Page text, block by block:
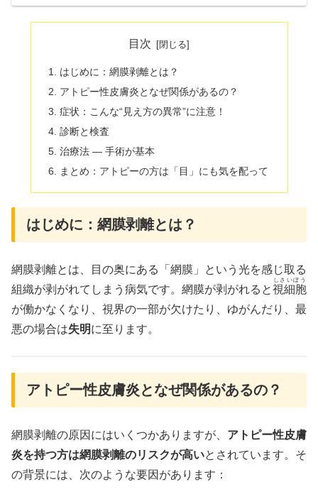
目次
はじめに：網膜剥離とは？
アトピー性皮膚炎となぜ関係があるの？
症状：こんな“見え方の異常”に注意！
診断と検査
治療法 ― 手術が基本
まとめ：アトピーの方は「目」にも気を配って
はじめに：網膜剥離とは？
網膜剥離とは、目の奥にある「網膜」という光を感じ取る
組織が剥がれてしまう病気です。網膜が剥がれると視細胞
しさいぼう
が働かなくなり、視界の一部が欠けたり、ゆがんだり、最
悪の場合は失明に至ります。
アトピー性皮膚炎となぜ関係があるの？
網膜剥離の原因にはいくつかありますが、 アトピー性皮膚
炎を持つ方は網膜剥離のリスクが高いとされています。そ
の背景には、次のような要因があります：